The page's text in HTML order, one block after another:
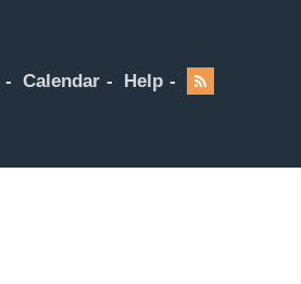
Calendar Help